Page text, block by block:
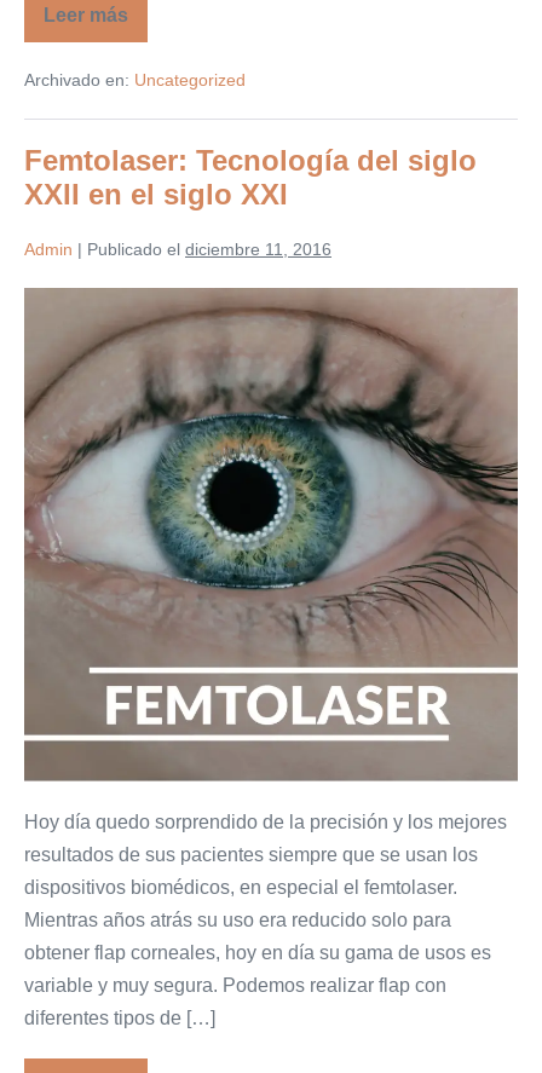
Leer más
Salud
Ocular:
prevención
una
Archivado en: Uncategorized
Femtolaser: Tecnología del siglo
XXII en el siglo XXI
Admin | Publicado el diciembre 11, 2016
Tecnología
siglo
XXII
en
el
siglo
XXI
Hoy día quedo sorprendido de la precisión y los mejores
resultados de sus pacientes siempre que se usan los
dispositivos biomédicos, en especial el femtolaser.
Mientras años atrás su uso era reducido solo para
obtener flap corneales, hoy en día su gama de usos es
variable y muy segura. Podemos realizar flap con
diferentes tipos de […]